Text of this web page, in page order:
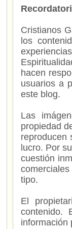
Cristianos
los
hacen
usuarios a
este blog.
Las
propiedad
reproducen
lucro. Por
cuestión
tipo.
El
contenido.
información